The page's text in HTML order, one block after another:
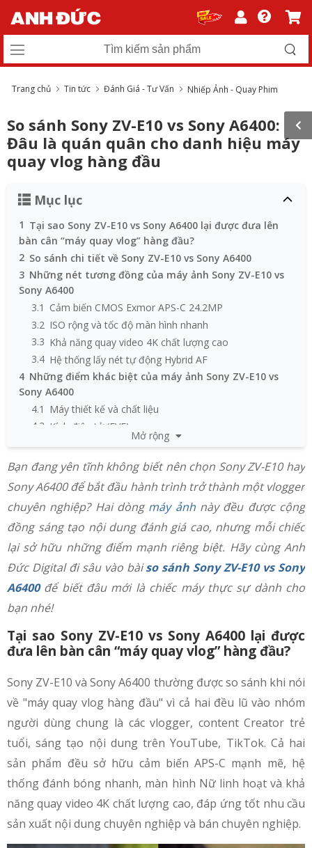
Trang chủ Tin tức Đánh Giá - Tư Vấn Nhiếp Ảnh - Quay Phim
So sánh Sony ZV-E10 vs Sony A6400:
Đâu là quán quân cho danh hiệu máy
quay vlog hàng đầu
Mục lục
1 Tại sao Sony ZV-E10 vs Sony A6400 lại được đưa lên
bàn cân “máy quay vlog” hàng đầu?
2 So sánh chi tiết về Sony ZV-E10 vs Sony A6400
3 Những nét tương đồng của máy ảnh Sony ZV-E10 vs
Sony A6400
3.1 Cảm biến CMOS Exmor APS-C 24.2MP
3.2 ISO rộng và tốc độ màn hình nhanh
3.3 Khả năng quay video 4K chất lượng cao
3.4 Hệ thống lấy nét tự động Hybrid AF
4 Những điểm khác biệt của máy ảnh Sony ZV-E10 vs
Sony A6400
4.1 Máy thiết kế và chất liệu
4.2 Kính điện tử (EVF)
Màn hình LCD và khả năng xoay
4.4
Video công nghệ chống rung khi quay
Micro tích hợp và thu âm chất lượng
4.6
Các tính năng dành riêng cho vlogger
Mở rộng
Bạn đang yên tĩnh không biết nên chọn Sony ZV-E10 hay
Sony A6400 để bắt đầu hành trình trở thành một vlogger
chuyên nghiệp? Hai dòng máy ảnhnày đều được cộng
đồng sáng tạo nội dung đánh giá cao, nhưng mỗi chiếc
lại sở hữu những điểm mạnh riêng biệt. Hãy cùng Anh
Đức Digital đi sâu vào bàiso sánh Sony ZV-E10 vs Sony
A6400để biết đâu mới là chiếc máy thực sự dành cho
bạn nhé!
Tại sao Sony ZV-E10 vs Sony A6400 lại được
đưa lên bàn cân “máy quay vlog” hàng đầu?
Sony ZV-E10 và Sony A6400 thường được so sánh khi nói
về "máy quay vlog hàng đầu" vì cả hai đều lũ vào nhóm
người dùng chung là các vlogger, content Creator trẻ
tuổi, sáng tạo nội dung trên YouTube, TikTok. Cả hai
sản phẩm đều sở hữu cảm biến APS-C mạnh mẽ, hệ
thống đánh bóng nhanh, màn hình Nữ linh hoạt và khả
năng quay video 4K chất lượng cao, đáp ứng tốt nhu cầu
sản xuất nội dung chuyên nghiệp và bán chuyên nghiệp.